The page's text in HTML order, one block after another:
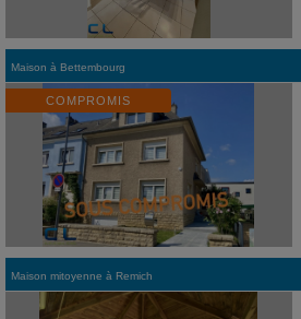
Maison à Bettembourg
COMPROMIS
Maison mitoyenne à Remich